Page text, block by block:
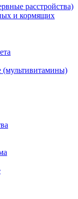
расстройства)
и кормящих